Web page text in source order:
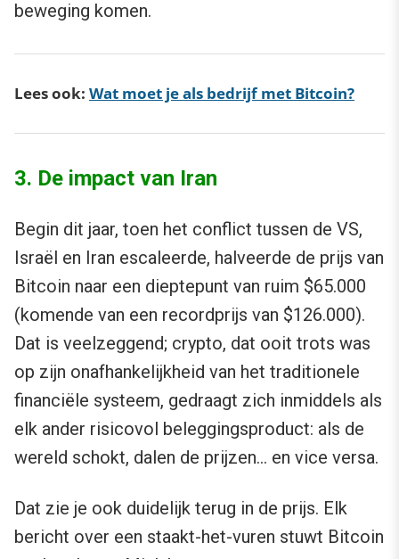
beweging komen.
Lees ook: Wat moet je als bedrijf met Bitcoin?
3. De impact van Iran
Begin dit jaar, toen het conflict tussen de VS,
Israël en Iran escaleerde, halveerde de prijs van
Bitcoin naar een dieptepunt van ruim $65.000
(komende van een recordprijs van $126.000).
Dat is veelzeggend; crypto, dat ooit trots was
op zijn onafhankelijkheid van het traditionele
financiële systeem, gedraagt zich inmiddels als
elk ander risicovol beleggingsproduct: als de
wereld schokt, dalen de prijzen… en vice versa.
Dat zie je ook duidelijk terug in de prijs. Elk
bericht over een staakt-het-vuren stuwt Bitcoin